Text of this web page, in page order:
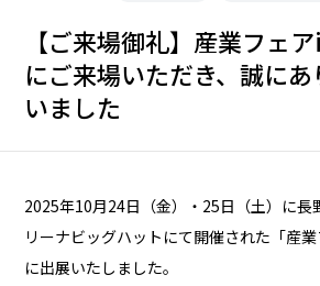
【ご来場御礼】産業フェ
にご来場いただき、誠に
いました
2025年10月24日（金）・25日（土）に長
リーナビッグハットにて開催された「産業
に出展いたしました。